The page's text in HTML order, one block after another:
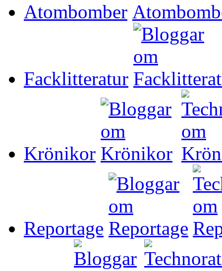
Atombomber
Facklitteratur
Krönikor
Reportage